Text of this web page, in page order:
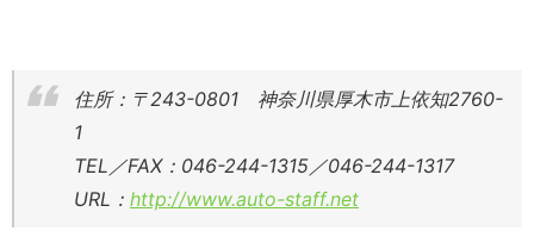
住所：〒243-0801 神奈川県厚木市上依知2760-
1
TEL／FAX：046-244-1315／046-244-1317
URL： http://www.auto-staff.net